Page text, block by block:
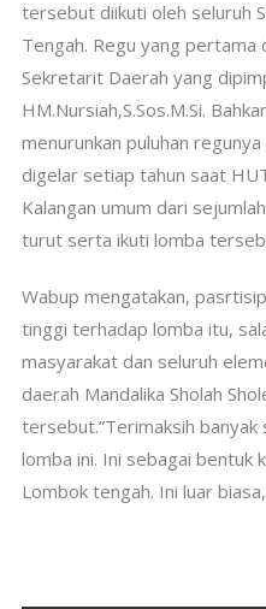
tersebut diikuti oleh seluruh
Tengah. Regu yang pertama
Sekretarit Daerah yang
HM.Nursiah,S.Sos.M.Si.
menurunkan puluhan
digelar setiap tahun saat
Kalangan umum dari
turut serta ikuti lomba
Wabup mengatakan,
tinggi terhadap lomba itu,
masyarakat dan seluruh
daerah Mandalika Sholah
tersebut.”Terimaksih
lomba ini. Ini sebagai bentuk
Lombok tengah. Ini luar